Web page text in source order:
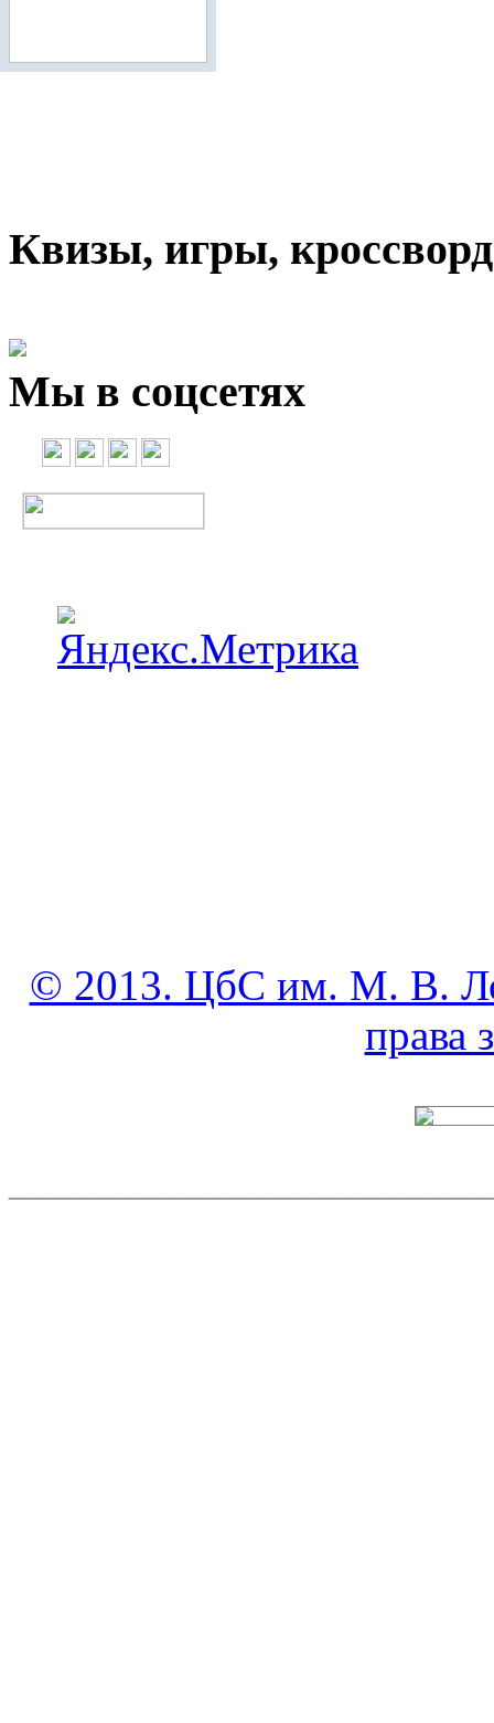
Квизы, игры,
Мы в соцсетях
© 2013. ЦбС им. М. В.
права